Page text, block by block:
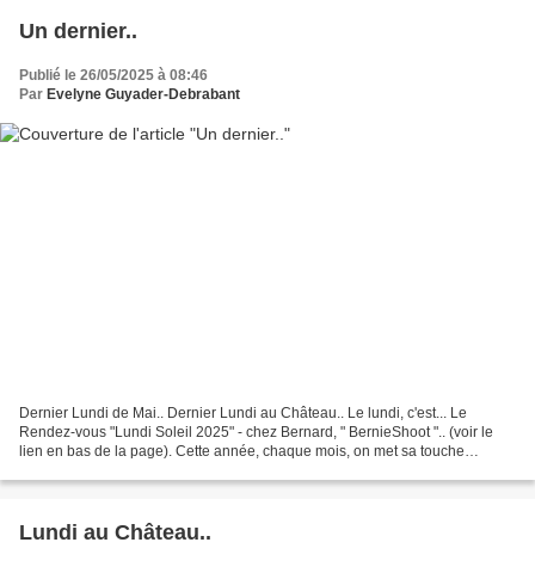
Un dernier..
Publié le 26/05/2025 à 08:46
Par Evelyne Guyader-Debrabant
Dernier Lundi de Mai.. Dernier Lundi au Château.. Le lundi, c'est... Le
Rendez-vous "Lundi Soleil 2025" - chez Bernard, " BernieShoot ".. (voir le
lien en bas de la page). Cette année, chaque mois, on met sa touche
Lundi au Château..